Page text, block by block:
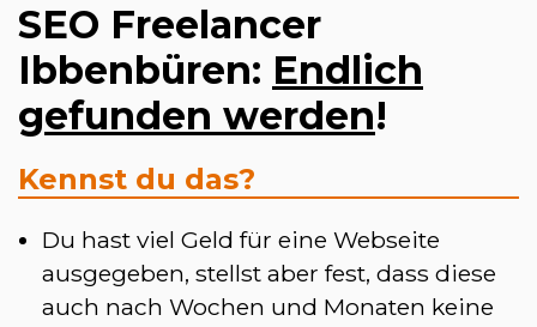
SEO Freelancer
Ibbenbüren: Endlich
gefunden werden!
Kennst du das?
Du hast viel Geld für eine Webseite
ausgegeben, stellst aber fest, dass diese
auch nach Wochen und Monaten keine